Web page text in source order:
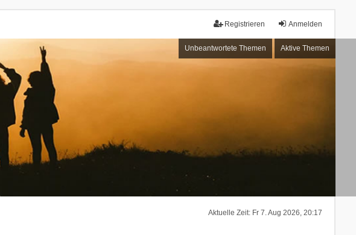
Anmelden
Registrieren
Unbeantwortete Themen Aktive Themen
Aktuelle Zeit: Fr 7. Aug 2026, 20:17